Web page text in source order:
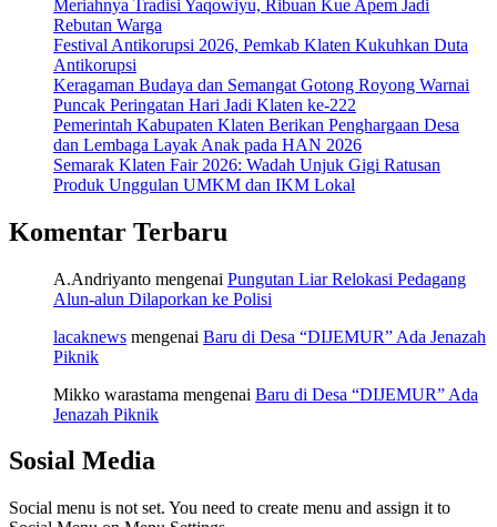
Meriahnya Tradisi Yaqowiyu, Ribuan Kue Apem Jadi
Rebutan Warga
Festival Antikorupsi 2026, Pemkab Klaten Kukuhkan Duta
Antikorupsi
Keragaman Budaya dan Semangat Gotong Royong Warnai
Puncak Peringatan Hari Jadi Klaten ke-222
Pemerintah Kabupaten Klaten Berikan Penghargaan Desa
dan Lembaga Layak Anak pada HAN 2026
Semarak Klaten Fair 2026: Wadah Unjuk Gigi Ratusan
Produk Unggulan UMKM dan IKM Lokal
Komentar Terbaru
A.Andriyanto mengenai Pungutan Liar Relokasi Pedagang
Alun-alun Dilaporkan ke Polisi
lacaknews mengenai Baru di Desa “DIJEMUR” Ada Jenazah
Piknik
Mikko warastama mengenai Baru di Desa “DIJEMUR” Ada
Jenazah Piknik
Sosial Media
Social menu is not set. You need to create menu and assign it to